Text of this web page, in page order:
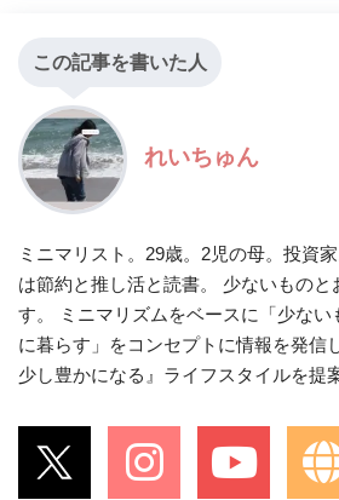
この記事を書いた人
れいちゅん
ミニマリスト。29歳。2児の母。投資
は節約と推し活と読書。 少ないものと
す。 ミニマリズムをベースに「少ない
に暮らす」をコンセプトに情報を発信
少し豊かになる』ライフスタイルを提